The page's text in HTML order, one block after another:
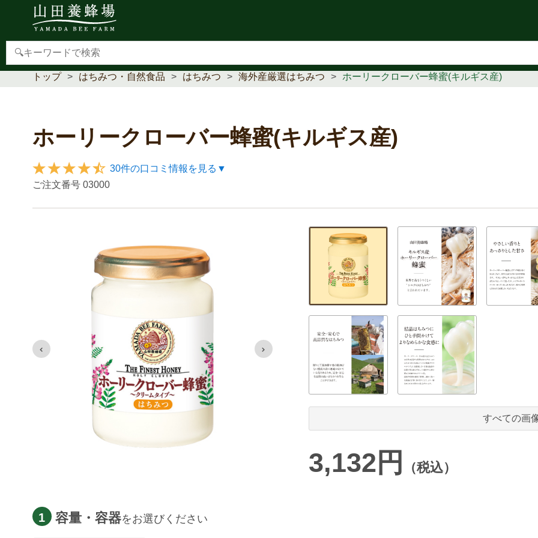
【重要】本人認証サービス(3Dセキュア2.0)導入のお知らせ
トップ はちみつ・自然食品 はちみつ 海外産厳選はちみつ ホーリークローバー蜂蜜(キルギス産)
ホーリークローバー蜂蜜(キルギス産)
30件の口コミ情報を見る▼
ご注文番号 03000
すべての画
3,132円 （税込）
1 容量・容器をお選びください